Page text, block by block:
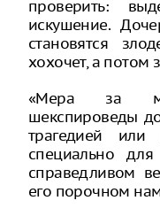
проверить:
искушение.
становятся
хохочет, а потом
«Мера за
шекспироведы
трагедией или
специально
справедливом
его порочном